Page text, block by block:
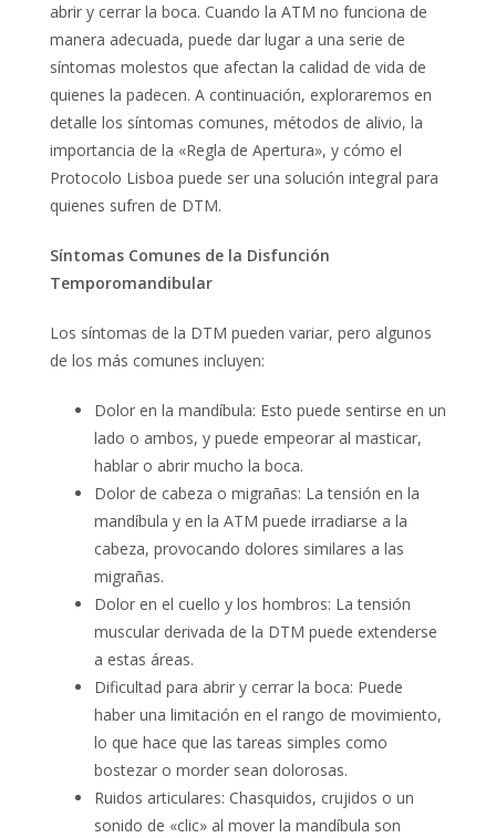
abrir y cerrar la boca. Cuando la ATM no funciona de
manera adecuada, puede dar lugar a una serie de
síntomas molestos que afectan la calidad de vida de
quienes la padecen. A continuación, exploraremos en
detalle los síntomas comunes, métodos de alivio, la
importancia de la «Regla de Apertura», y cómo el
Protocolo Lisboa puede ser una solución integral para
quienes sufren de DTM.
Síntomas Comunes de la Disfunción
Temporomandibular
Los síntomas de la DTM pueden variar, pero algunos
de los más comunes incluyen:
Dolor en la mandíbula: Esto puede sentirse en un
lado o ambos, y puede empeorar al masticar,
hablar o abrir mucho la boca.
Dolor de cabeza o migrañas: La tensión en la
mandíbula y en la ATM puede irradiarse a la
cabeza, provocando dolores similares a las
migrañas.
Dolor en el cuello y los hombros: La tensión
muscular derivada de la DTM puede extenderse
a estas áreas.
Dificultad para abrir y cerrar la boca: Puede
haber una limitación en el rango de movimiento,
lo que hace que las tareas simples como
bostezar o morder sean dolorosas.
Ruidos articulares: Chasquidos, crujidos o un
sonido de «clic» al mover la mandíbula son